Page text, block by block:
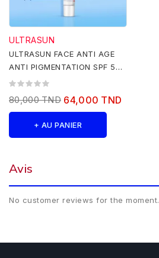
ULTRASUN
ULTRASUN FACE ANTI AGE
ANTI PIGMENTATION SPF 50+
40ML
80,000 TND 64,000 TND
+ AU PANIER
Avis
No customer reviews for the moment.